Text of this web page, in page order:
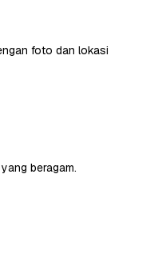
foto dan lokasi
beragam.